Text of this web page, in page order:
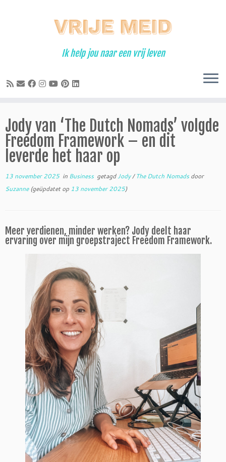
Ik help jou naar een vrij leven
Jody van ‘The Dutch Nomads’ volgde
Freedom Framework – en dit
leverde het haar op
13 november 2025in Business getagdJody/The Dutch Nomadsdoor
Suzanne(geüpdatet op 13 november 2025)
Meer verdienen, minder werken? Jody deelt haar
ervaring over mijn groepstraject Freedom Framework.